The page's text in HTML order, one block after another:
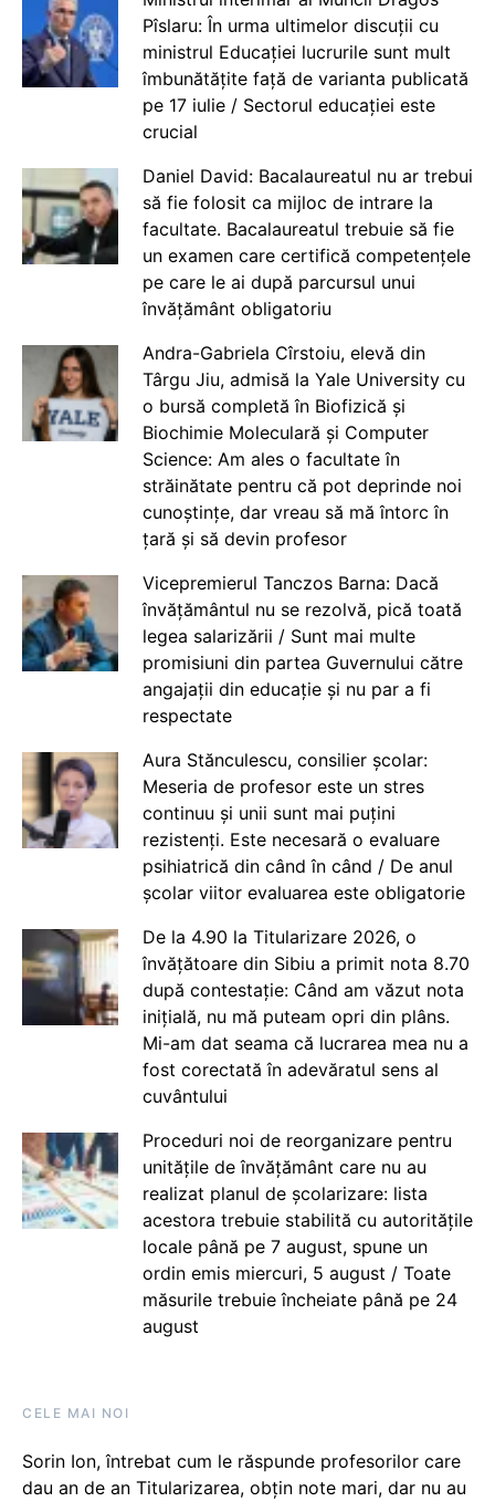
Pîslaru: În urma ultimelor discuții cu
ministrul Educației lucrurile sunt mult
îmbunătățite față de varianta publicată
pe 17 iulie / Sectorul educației este
crucial
Daniel David: Bacalaureatul nu ar trebui
să fie folosit ca mijloc de intrare la
facultate. Bacalaureatul trebuie să fie
un examen care certifică competențele
pe care le ai după parcursul unui
învățământ obligatoriu
Andra-Gabriela Cîrstoiu, elevă din
Târgu Jiu, admisă la Yale University cu
o bursă completă în Biofizică și
Biochimie Moleculară și Computer
Science: Am ales o facultate în
străinătate pentru că pot deprinde noi
cunoștințe, dar vreau să mă întorc în
țară și să devin profesor
Vicepremierul Tanczos Barna: Dacă
învățământul nu se rezolvă, pică toată
legea salarizării / Sunt mai multe
promisiuni din partea Guvernului către
angajații din educație și nu par a fi
respectate
Aura Stănculescu, consilier școlar:
Meseria de profesor este un stres
continuu și unii sunt mai puțini
rezistenți. Este necesară o evaluare
psihiatrică din când în când / De anul
școlar viitor evaluarea este obligatorie
De la 4.90 la Titularizare 2026, o
învățătoare din Sibiu a primit nota 8.70
după contestație: Când am văzut nota
inițială, nu mă puteam opri din plâns.
Mi-am dat seama că lucrarea mea nu a
fost corectată în adevăratul sens al
cuvântului
Proceduri noi de reorganizare pentru
unitățile de învățământ care nu au
realizat planul de școlarizare: lista
acestora trebuie stabilită cu autoritățile
locale până pe 7 august, spune un
ordin emis miercuri, 5 august / Toate
măsurile trebuie încheiate până pe 24
august
CELE MAI NOI
Sorin Ion, întrebat cum le răspunde profesorilor care
dau an de an Titularizarea, obțin note mari, dar nu au